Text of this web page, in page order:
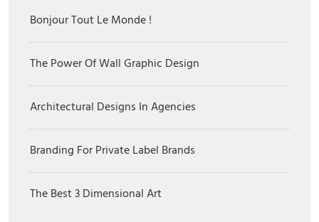
Bonjour Tout Le Monde !
The Power Of Wall Graphic Design
Architectural Designs In Agencies
Branding For Private Label Brands
The Best 3 Dimensional Art